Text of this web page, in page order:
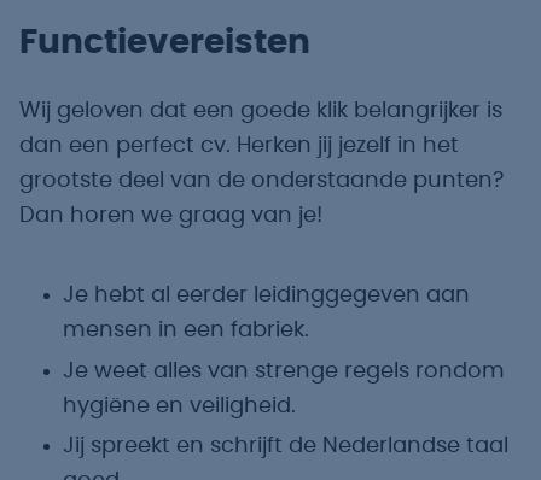
Functievereisten
Wij geloven dat een goede klik belangrijker is
dan een perfect cv. Herken jij jezelf in het
grootste deel van de onderstaande punten?
Dan horen we graag van je!
Je hebt al eerder leidinggegeven aan
mensen in een fabriek.
Je weet alles van strenge regels rondom
hygiëne en veiligheid.
Jij spreekt en schrijft de Nederlandse taal